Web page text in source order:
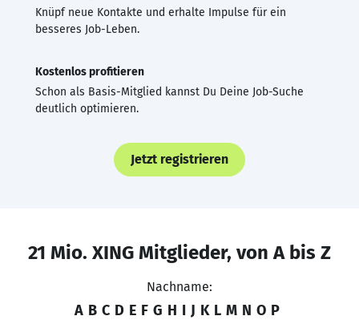
Knüpf neue Kontakte und erhalte Impulse für ein
besseres Job-Leben.
Kostenlos profitieren
Schon als Basis-Mitglied kannst Du Deine Job-Suche
deutlich optimieren.
Jetzt registrieren
21 Mio. XING Mitglieder, von A bis Z
Nachname:
A B C D E F G H I J K L M N O P